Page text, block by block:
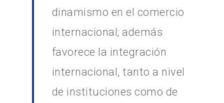
dinamismo en el comercio
internacional; además
favorece la integración
internacional, tanto a nivel
de instituciones como de